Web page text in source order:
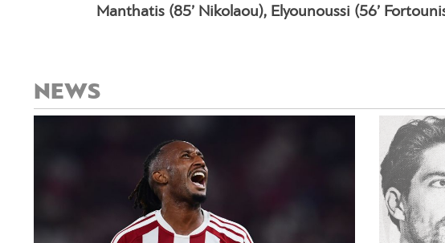
Manthatis (85’ Nikolaou), Elyounoussi (56’
NEWS